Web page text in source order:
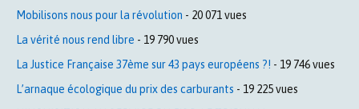
Mobilisons nous pour la révolution - 20 071 vues
La vérité nous rend libre - 19 790 vues
La Justice Française 37ème sur 43 pays européens ?! - 19 746 vues
L’arnaque écologique du prix des carburants - 19 225 vues